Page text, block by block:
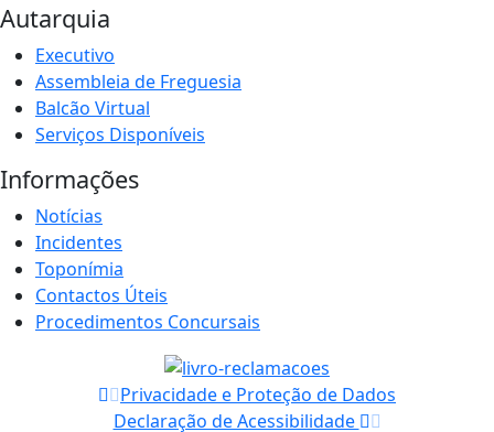
Autarquia
Executivo
Assembleia de Freguesia
Balcão Virtual
Serviços Disponíveis
Informações
Notícias
Incidentes
Toponímia
Contactos Úteis
Procedimentos Concursais
Privacidade e Proteção de Dados
Declaração de Acessibilidade